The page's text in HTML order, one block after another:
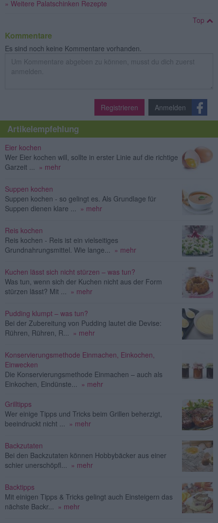
» Weitere Palatschinken Rezepte
Top
Kommentare
Es sind noch keine Kommentare vorhanden.
Registrieren Anmelden
Artikelempfehlung
Eier kochen
Wer Eier kochen will, sollte in erster Linie auf die richtige
Garzeit ... » mehr
Suppen kochen
Suppen kochen - so gelingt es. Als Grundlage für
Suppen dienen klare ... » mehr
Reis kochen
Reis kochen - Reis ist ein vielseitiges
Grundnahrungsmittel. Wie lange... » mehr
Kuchen lässt sich nicht stürzen – was tun?
Was tun, wenn sich der Kuchen nicht aus der Form
stürzen lässt? Mit ... » mehr
Pudding klumpt – was tun?
Bei der Zubereitung von Pudding lautet die Devise:
Rühren, Rühren, R... » mehr
Konservierungsmethode Einmachen, Einkochen,
Einwecken
Die Konservierungsmethode Einmachen – auch als
Einkochen, Eindünste... » mehr
Grilltipps
Wer einige Tipps und Tricks beim Grillen beherzigt,
beeindruckt nicht ... » mehr
Backzutaten
Bei den Backzutaten können Hobbybäcker aus einer
schier unerschöpfl... » mehr
Backtipps
Mit einigen Tipps & Tricks gelingt auch Einsteigern das
nächste Backr... » mehr